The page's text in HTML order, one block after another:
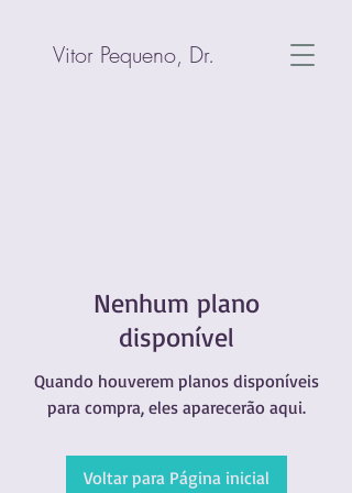
Vitor Pequeno, Dr.
Nenhum plano
disponível
Quando houverem planos disponíveis
para compra, eles aparecerão aqui.
Voltar para Página inicial